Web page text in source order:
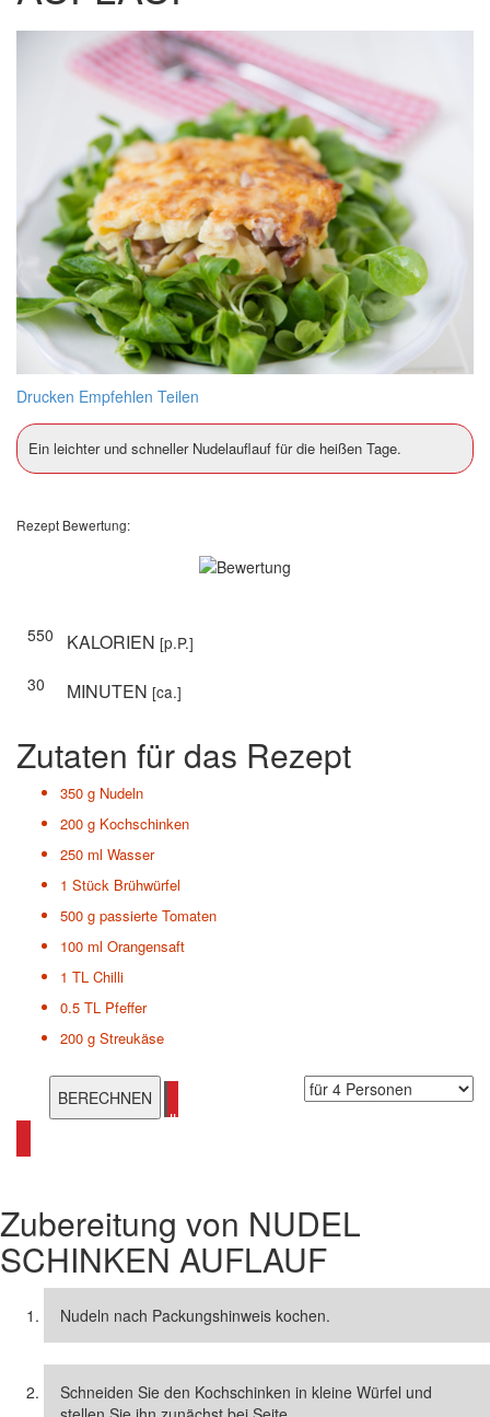
Drucken Empfehlen Teilen
Ein leichter und schneller Nudelauflauf für die heißen Tage.
Rezept Bewertung:
550 KALORIEN [p.P.]
30
MINUTEN [ca.]
Zutaten für das Rezept
350 g Nudeln
200 g Kochschinken
250 ml Wasser
1 Stück Brühwürfel
500 g passierte Tomaten
100 ml Orangensaft
1 TL Chilli
0.5 TL Pfeffer
200 g Streukäse
alle Nudelauflauf Rezepte ansehen
Zubereitung von NUDEL
SCHINKEN AUFLAUF
Nudeln nach Packungshinweis kochen.
Schneiden Sie den Kochschinken in kleine Würfel und